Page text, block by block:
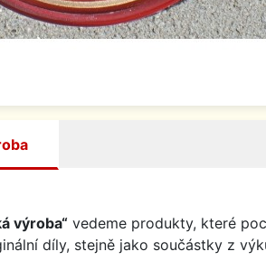
výroba“ vedeme produkty, které
díly, stejně jako součástky z